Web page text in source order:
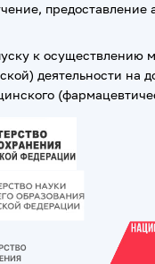
предоставление
к осуществлению
деятельности на